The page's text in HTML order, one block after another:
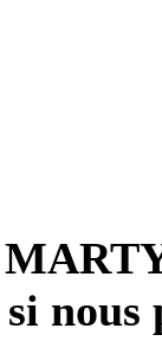
nous